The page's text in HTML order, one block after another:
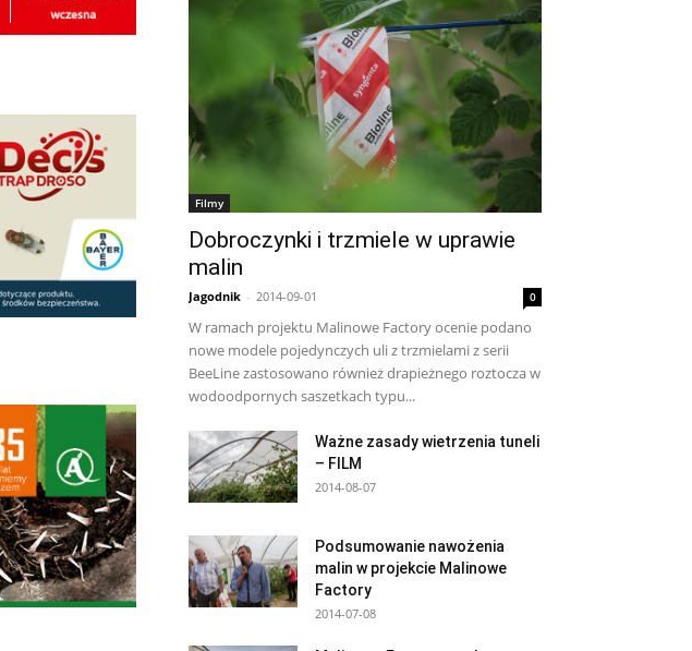
Filmy
Dobroczynki i trzmiele w uprawie
malin
Jagodnik - 2014-09-01 0
W ramach projektu Malinowe Factory ocenie podano
nowe modele pojedynczych uli z trzmielami z serii
BeeLine zastosowano również drapieżnego roztocza w
wodoodpornych saszetkach typu...
Ważne zasady wietrzenia tuneli
– FILM
2014-08-07
Podsumowanie nawożenia
malin w projekcie Malinowe
Factory
2014-07-08